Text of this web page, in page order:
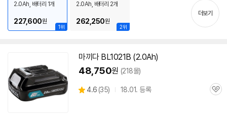
기
1위
2.0Ah, 배터리 1개
227,600원
2위
2.0Ah, 배터리 2개
262,250원
더보기
마끼다 BL1021B (2.0Ah)
48,750원 (218몰)
별
4.6 (상
35) 18.01. 등록
관